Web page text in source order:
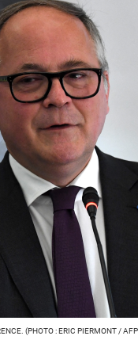
(PHOTO : ERIC PIERMONT /